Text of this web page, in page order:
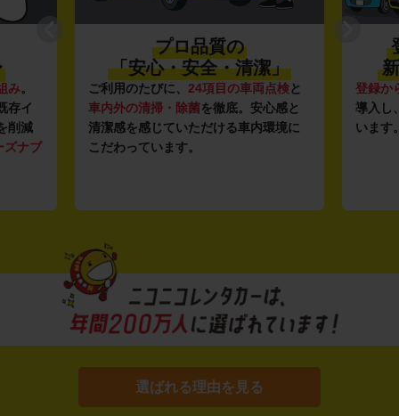
み。
存イ
削減
ズナブ
プロ品質の
「安心・安全・清潔」
ご利用のたびに、 24項目の車両点検と
車内外の清掃・除菌を徹底。安心感と
清潔感を感じていただける車内環境に
こだわっています。
登録か
導入し
います
選ばれる理由を見る